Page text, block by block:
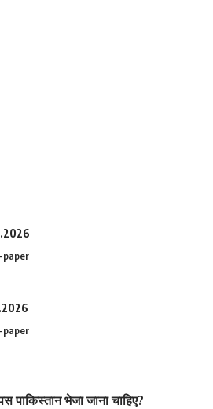
paper
paper
पाकिस्तान भेजा जाना चाहिए?